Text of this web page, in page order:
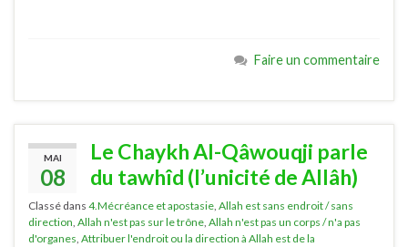
Faire un commentaire
MAI
08
Le Chaykh Al-Qâwouqji parle
du tawhîd (l’unicité de Allâh)
Classé dans 4.Mécréance et apostasie, Allah est sans endroit / sans
direction, Allah n'est pas sur le trône, Allah n'est pas un corps / n'a pas
d'organes, Attribuer l'endroit ou la direction à Allah est de la